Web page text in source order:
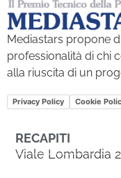
Mediastars propone
professionalità di chi
alla riuscita di un
Privacy Policy Cookie
RECAPITI
Viale Lombardia